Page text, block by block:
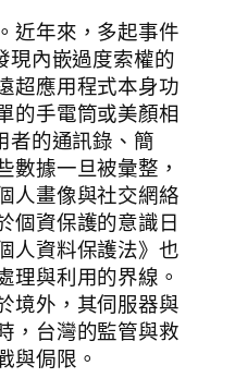
近年來，多起事件
現內嵌過度索權的
超應用程式本身功
的手電筒或美顏相
者的通訊錄、簡
數據一旦被彙整，
人畫像與社交網絡
個資保護的意識日
人資料保護法》也
理與利用的界線。
境外，其伺服器與
，台灣的監管與救
與侷限。